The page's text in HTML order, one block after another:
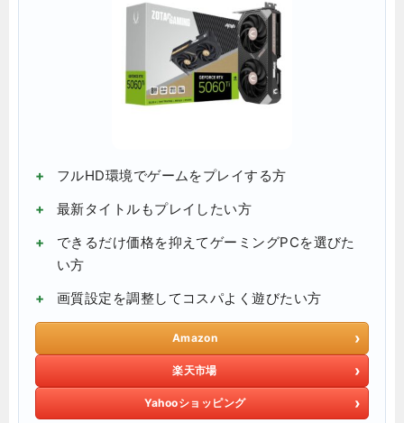
フルHD環境でゲームをプレイする方
最新タイトルもプレイしたい方
できるだけ価格を抑えてゲーミングPCを選びた
い方
画質設定を調整してコスパよく遊びたい方
Amazon
楽天市場
Yahooショッピング